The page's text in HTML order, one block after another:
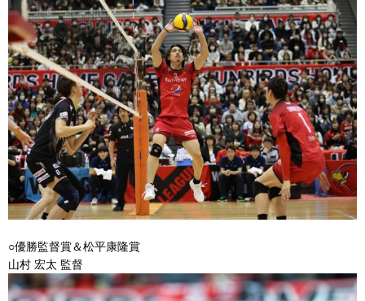
○優勝監督賞＆松平康隆賞
山村 宏太 監督